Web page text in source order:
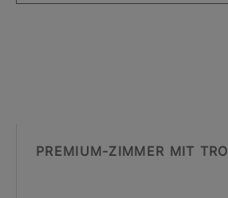
PREMIUM-ZIMMER MIT